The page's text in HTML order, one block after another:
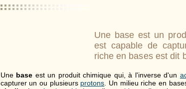
Une base est un
est capable de
riche en bases est dit
Une base est un produit chimique qui, à l'inverse d'un
capturer un ou plusieurs protons . Un milieu riche en